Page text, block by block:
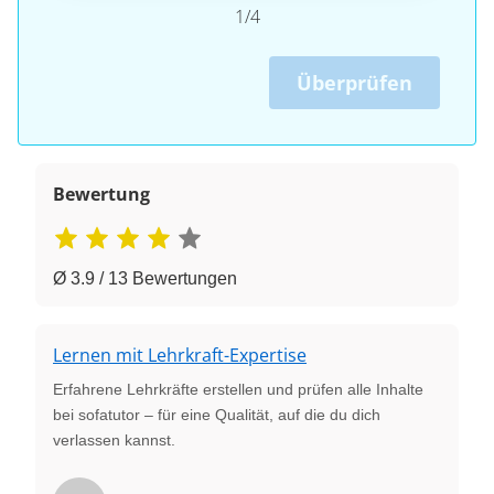
1/4
Überprüfen
Bewertung
Ø 3.9 / 13 Bewertungen
Lernen mit Lehrkraft-Expertise
Erfahrene Lehrkräfte erstellen und prüfen alle Inhalte
bei sofatutor – für eine Qualität, auf die du dich
verlassen kannst.